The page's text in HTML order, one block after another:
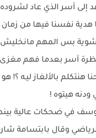
إلى آسر الذي عاد
هدية نفسنا فيها من
شوية بس المهم مانخليش
آسر بعدما فهم مغزى
هنتكلم بالألغاز ليـه
هيتوه !
في ضحكات عالية
وقال بابتسامة